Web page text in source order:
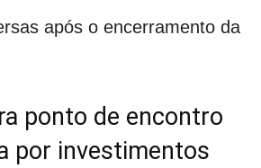
após o encerramento da
ponto de encontro
por investimentos